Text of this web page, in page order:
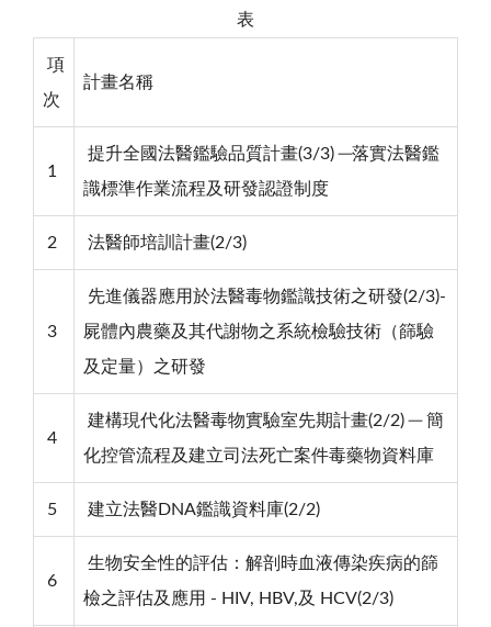
表
項
次
計畫名稱
1
提升全國法醫鑑驗品質計畫(3/3) ─落實法醫鑑
識標準作業流程及研發認證制度
2 法醫師培訓計畫(2/3)
3
先進儀器應用於法醫毒物鑑識技術之研發(2/3)-
屍體內農藥及其代謝物之系統檢驗技術（篩驗
及定量）之研發
4
建構現代化法醫毒物實驗室先期計畫(2/2) ─ 簡
化控管流程及建立司法死亡案件毒藥物資料庫
5 建立法醫DNA鑑識資料庫(2/2)
6
生物安全性的評估：解剖時血液傳染疾病的篩
檢之評估及應用 - HIV, HBV,及 HCV(2/3)